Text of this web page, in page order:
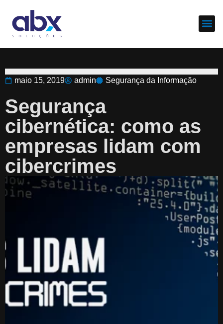
maio 15, 2019 admin Segurança da Informação
Segurança
cibernética: como as
empresas lidam com
cibercrimes